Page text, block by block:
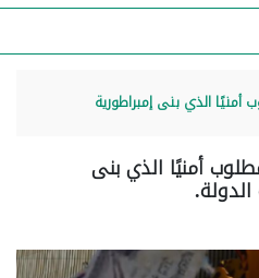
أمنيًا الذي بنى إمبراطورية
أمنيًا الذي بنى
الدولة.